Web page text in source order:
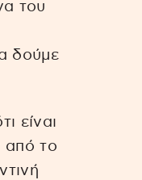
του
δούμε
είναι
από το